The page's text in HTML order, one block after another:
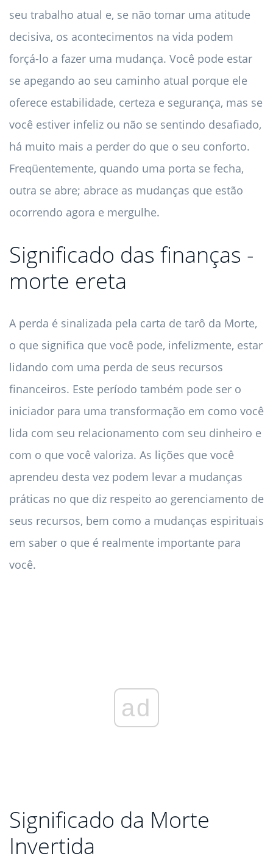
seu trabalho atual e, se não tomar uma atitude
decisiva, os acontecimentos na vida podem
forçá-lo a fazer uma mudança. Você pode estar
se apegando ao seu caminho atual porque ele
oferece estabilidade, certeza e segurança, mas se
você estiver infeliz ou não se sentindo desafiado,
há muito mais a perder do que o seu conforto.
Freqüentemente, quando uma porta se fecha,
outra se abre; abrace as mudanças que estão
ocorrendo agora e mergulhe.
Significado das finanças -
morte ereta
A perda é sinalizada pela carta de tarô da Morte,
o que significa que você pode, infelizmente, estar
lidando com uma perda de seus recursos
financeiros. Este período também pode ser o
iniciador para uma transformação em como você
lida com seu relacionamento com seu dinheiro e
com o que você valoriza. As lições que você
aprendeu desta vez podem levar a mudanças
práticas no que diz respeito ao gerenciamento de
seus recursos, bem como a mudanças espirituais
em saber o que é realmente importante para
você.
ad
Significado da Morte
Invertida